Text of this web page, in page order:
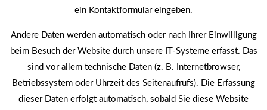
ein Kontaktformular eingeben.
Andere Daten werden automatisch oder nach Ihrer Einwilligung
beim Besuch der Website durch unsere IT-Systeme erfasst. Das
sind vor allem technische Daten (z. B. Internetbrowser,
Betriebssystem oder Uhrzeit des Seitenaufrufs). Die Erfassung
dieser Daten erfolgt automatisch, sobald Sie diese Website